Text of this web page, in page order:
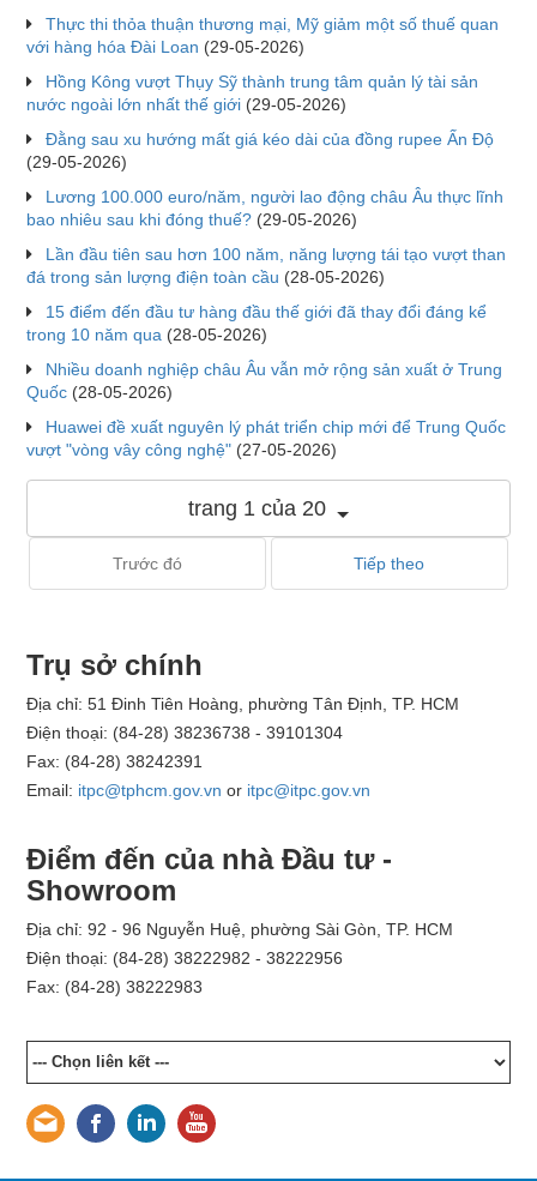
Thực thi thỏa thuận thương mại, Mỹ giảm một số thuế quan
với hàng hóa Đài Loan (29-05-2026)
Hồng Kông vượt Thụy Sỹ thành trung tâm quản lý tài sản
nước ngoài lớn nhất thế giới (29-05-2026)
Đằng sau xu hướng mất giá kéo dài của đồng rupee Ấn Độ
(29-05-2026)
Lương 100.000 euro/năm, người lao động châu Âu thực lĩnh
bao nhiêu sau khi đóng thuế? (29-05-2026)
Lần đầu tiên sau hơn 100 năm, năng lượng tái tạo vượt than
đá trong sản lượng điện toàn cầu (28-05-2026)
15 điểm đến đầu tư hàng đầu thế giới đã thay đổi đáng kể
trong 10 năm qua (28-05-2026)
Nhiều doanh nghiệp châu Âu vẫn mở rộng sản xuất ở Trung
Quốc (28-05-2026)
Huawei đề xuất nguyên lý phát triển chip mới để Trung Quốc
vượt "vòng vây công nghệ" (27-05-2026)
trang 1 của 20
Trước đó Tiếp theo
Trụ sở chính
Địa chỉ: 51 Đinh Tiên Hoàng, phường Tân Định, TP. HCM
Điện thoại: (84-28) 38236738 - 39101304
Fax: (84-28) 38242391
Email: itpc@tphcm.gov.vn or itpc@itpc.gov.vn
Điểm đến của nhà Đầu tư -
Showroom
Địa chỉ: 92 - 96 Nguyễn Huệ, phường Sài Gòn, TP. HCM
Điện thoại: (84-28) 38222982 - 38222956
Fax: (84-28) 38222983